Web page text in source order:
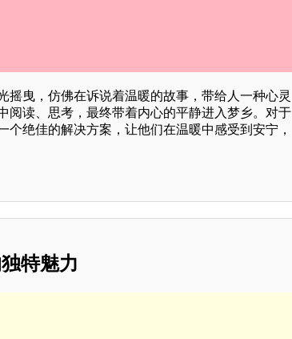
摇曳，仿佛在诉说着温暖的故事，带给人一种心灵
阅读、思考，最终带着内心的平静进入梦乡。对于
个绝佳的解决方案，让他们在温暖中感受到安宁，
特魅力